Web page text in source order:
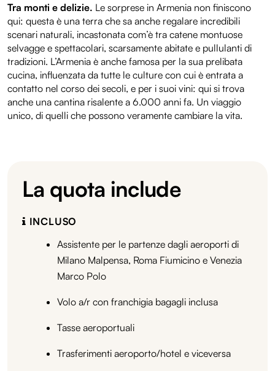
Tra monti e delizie. Le sorprese in Armenia non finiscono
qui: questa è una terra che sa anche regalare incredibili
scenari naturali, incastonata com’è tra catene montuose
selvagge e spettacolari, scarsamente abitate e pullulanti di
tradizioni. L’Armenia è anche famosa per la sua prelibata
cucina, influenzata da tutte le culture con cui è entrata a
contatto nel corso dei secoli, e per i suoi vini: qui si trova
anche una cantina risalente a 6.000 anni fa. Un viaggio
unico, di quelli che possono veramente cambiare la vita.
La quota include
INCLUSO
Assistente per le partenze dagli aeroporti di
Milano Malpensa, Roma Fiumicino e Venezia
Marco Polo
Volo a/r con franchigia bagagli inclusa
Tasse aeroportuali
Trasferimenti aeroporto/hotel e viceversa